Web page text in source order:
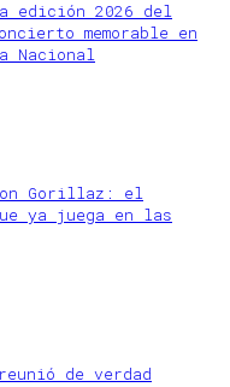
edición 2026 del
memorable en
Nacional
Gorillaz: el
ya juega en las
de verdad